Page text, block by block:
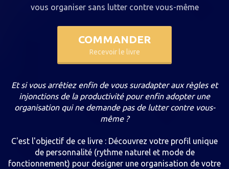
vous organiser sans lutter contre vous-même
COMMANDER
Recevoir le livre
Et si vous arrêtiez enfin de vous suradapter aux règles et
injonctions de la productivité pour enfin adopter une
organisation qui ne demande pas de lutter contre vous-
même ?
C'est l'objectif de ce livre : Découvrez votre profil unique
de personnalité (rythme naturel et mode de
fonctionnement) pour designer une organisation de votre